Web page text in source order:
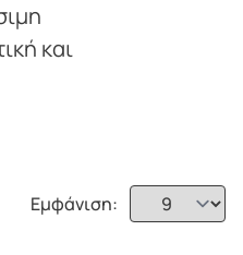
και
Εμφάνιση: